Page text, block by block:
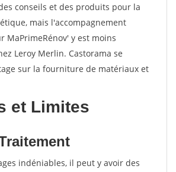
conseils et des produits pour la
mais l'accompagnement
MaPrimeRénov' y est moins
Leroy Merlin. Castorama se
sur la fourniture de matériaux et
et Limites
indéniables, il peut y avoir des